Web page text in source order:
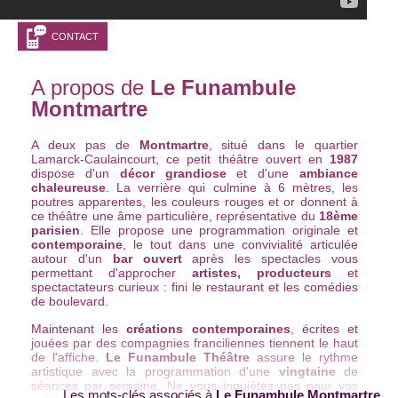
CONTACT
A propos de Le Funambule
Montmartre
A deux pas de Montmartre, situé dans le quartier
Lamarck-Caulaincourt, ce petit théâtre ouvert en 1987
dispose d'un décor grandioseet d'uneambiance
chaleureuse . La verrière qui culmine à 6 mètres, les
poutres apparentes, les couleurs rouges et or donnent à
ce théâtre une âme particulière, représentative du 18ème
parisien . Elle propose une programmation originale et
contemporaine , le tout dans une convivialité articulée
autour d'un bar ouvertaprès les spectacles vous
permettant d'approcher artistes, producteurs et
spectactateurs curieux : fini le restaurant et les comédies
de boulevard.
Maintenant lescréations contemporaines , écrites et
jouées par des compagnies franciliennes tiennent le haut
de l'affiche. Le Funambule Théâtre assure le rythme
artistique avec la programmation d'une vingtaine de
séances par semaine. Ne vous inquiétez pas pour vos